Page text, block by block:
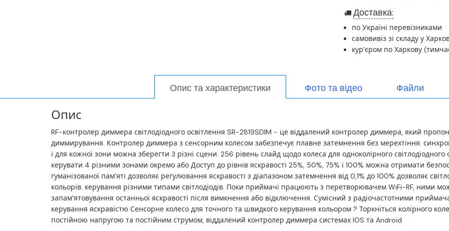
Доставка:
по Україні перевізниками
самовивіз зі складу у
кур'єром по Харкову
Опис та характеристики Фото та відео Файли
Опис
RF-контролер диммера світлодіодного освітлення SR-2819SDIM - це віддалений контролер диммера, який
диммирування. Контролер диммера з сенсорним колесом забезпечує плавне затемнення без мерехтіння.
і для кожної зони можна зберегти 3 різні сцени. 256 рівень слайд щодо колеса для одноколірного
керувати 4 різними зонами окремо або Доступ до рівнів яскравості 25%, 50%, 75% і 100% можна отримати
гуманізованої пам'яті дозволяє регулювання яскравості з діапазоном затемнення від 0,1% до 100% дозволяє
кольорів. керування різними типами світлодіодів. Поки приймачі працюють з перетворювачем WiFi-RF, ними
запам'ятовування останньої яскравості після вимкнення або відключення. Сумісний з радіочастотними
керування яскравістю Сенсорне колесо для точного та швидкого керування кольором ? Торкніться колірного
постійною напругою та постійним струмом, віддалений контролер диммера системах IOS та Android